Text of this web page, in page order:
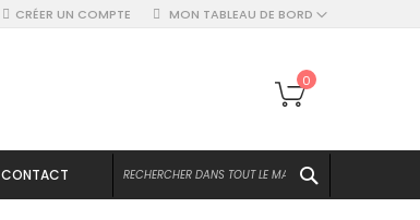
MON TABLEAU DE BORD
CRÉER UN COMPTE
Mon panier
0
CONTACT